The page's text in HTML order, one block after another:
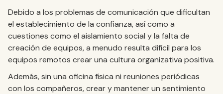
Debido a los problemas de comunicación que dificultan
el establecimiento de la confianza, así como a
cuestiones como el aislamiento social y la falta de
creación de equipos, a menudo resulta difícil para los
equipos remotos crear una cultura organizativa positiva.
Además, sin una oficina física ni reuniones periódicas
con los compañeros, crear y mantener un sentimiento